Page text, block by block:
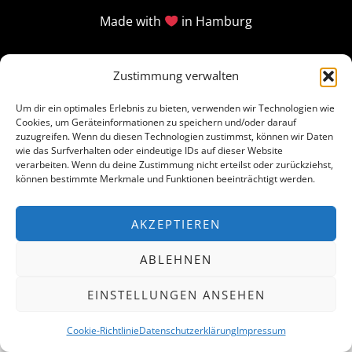
Zustimmung verwalten
Um dir ein optimales Erlebnis zu bieten, verwenden wir Technologien wie
Cookies, um Geräteinformationen zu speichern und/oder darauf
zuzugreifen. Wenn du diesen Technologien zustimmst, können wir Daten
wie das Surfverhalten oder eindeutige IDs auf dieser Website
verarbeiten. Wenn du deine Zustimmung nicht erteilst oder zurückziehst,
können bestimmte Merkmale und Funktionen beeinträchtigt werden.
AKZEPTIEREN
ABLEHNEN
EINSTELLUNGEN ANSEHEN
Cookie-RichtlinieDatenschutzerklärungImpressum
Made with in Hamburg